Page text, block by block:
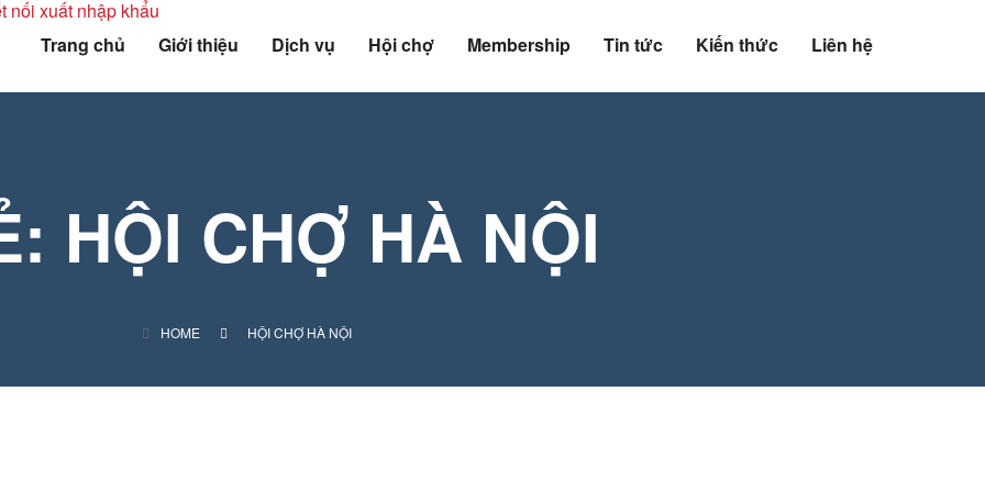
Trang chủ Giới thiệu Dịch vụ Hội chợ Membership Tin tức Kiến thức Liên hệ
HỘI CHỢ HÀ NỘI
HOME HỘI CHỢ HÀ NỘI